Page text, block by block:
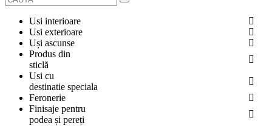
Usi interioare
FURNIRUITE
SMALT
Usi exterioare
USI METALICE
PENTRU APARTAMENT
PENTRU CASA
Uși ascunse
OGLINDIT
GRESIE PORȚELANATĂ
Produs din
sticlă
BALUSTRADE ȘI TREPTE
CABINE DE DUȘ ȘI PEREȚI DESPĂRȚITORI
Usi cu
destinatie speciala
USI ANTIFOC (ANTIINCENDIU)
Feronerie
ACCESORII
Finisaje pentru
podea și pereți